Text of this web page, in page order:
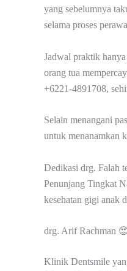
yang sebelumnya
selama proses
Jadwal praktik
orang tua
+6221-4891708,
Selain menangani
untuk menanamkan
Dedikasi drg. Falah
Penunjang Tingkat
kesehatan gigi anak
drg. Arif Rachman
Klinik Dentsmile